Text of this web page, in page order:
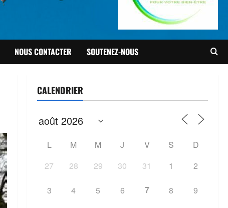
NOUS CONTACTER SOUTENEZ-NOUS
CALENDRIER
L M M J V S
D
27
28 29 30 31 1 2
3 4 5 6 7 8 9